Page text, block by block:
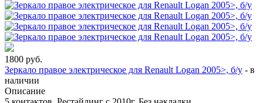
1800 руб.
Зеркало правое электрическое для Renault Logan 2005>, б/у - в
наличии
Описание